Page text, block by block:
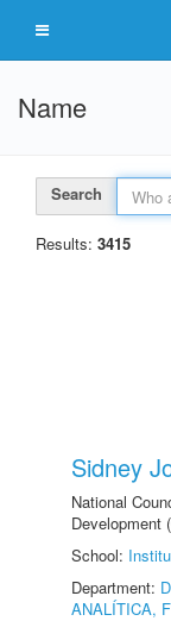
Name
Search
Results: 3415
Sidney
National
Development
School:
Department:
ANALÍTICA,